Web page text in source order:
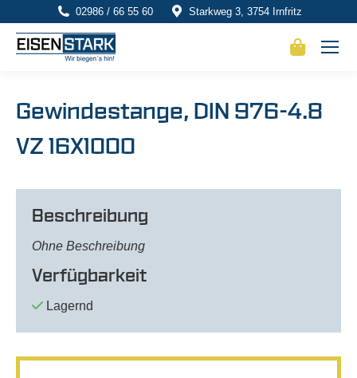
02986 / 66 55 60 Starkweg 3, 3754 Irnfritz
Gewindestange, DIN 976-4.8
VZ 16X1000
Beschreibung
Ohne Beschreibung
Verfügbarkeit
Lagernd